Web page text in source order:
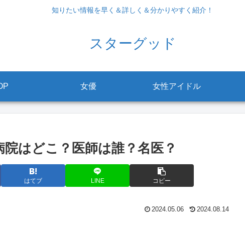
知りたい情報を早く＆詳しく＆分かりやすく紹介！
スターグッド
女優 女性アイドル
はどこ？医師は誰？名医？
はてブ LINE コピー
2024.05.06 2024.08.14